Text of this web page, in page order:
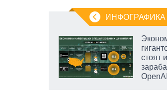
ИНФОГРАФИКА
стоят и